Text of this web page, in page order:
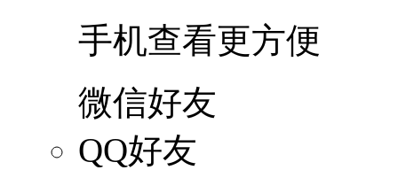
手机查看更方便
微信好友
QQ好友